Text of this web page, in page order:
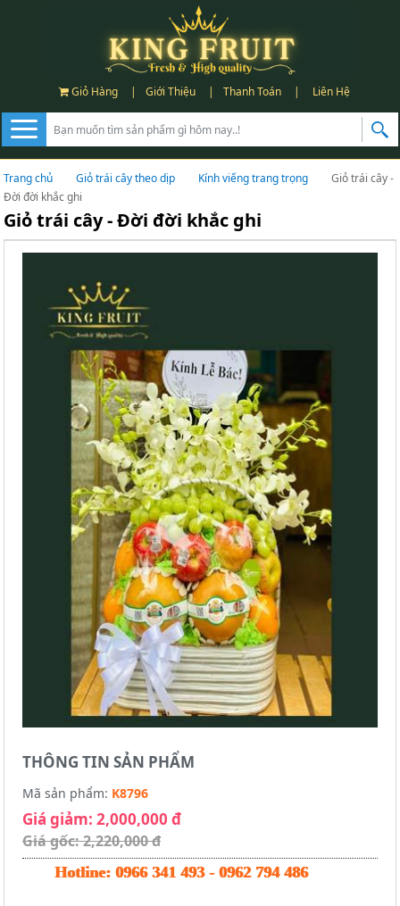
Giỏ Hàng | Giới Thiệu | Thanh Toán | Liên Hệ
Trang chủ Giỏ trái cây theo dịp Kính viếng trang trọng
Giỏ trái cây -
Đời đời khắc ghi
Giỏ trái cây - Đời đời khắc ghi
THÔNG TIN SẢN PHẨM
Mã sản phẩm: K8796
Giá giảm: 2,000,000 đ
Giá gốc: 2,220,000 đ
Hotline: 0966 341 493 - 0962 794 486